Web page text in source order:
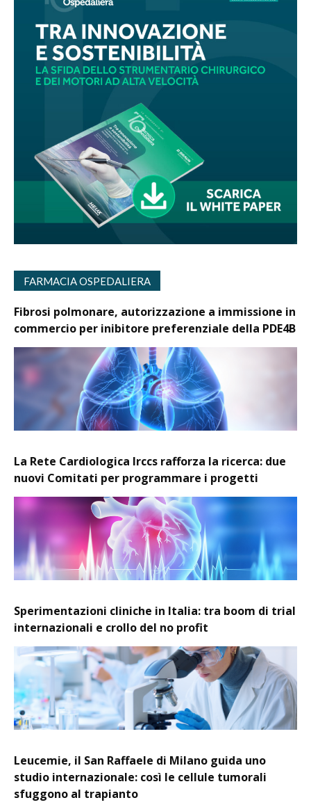
FARMACIA OSPEDALIERA
Fibrosi polmonare, autorizzazione a immissione in
commercio per inibitore preferenziale della PDE4B
La Rete Cardiologica Irccs rafforza la ricerca: due
nuovi Comitati per programmare i progetti
Sperimentazioni cliniche in Italia: tra boom di trial
internazionali e crollo del no profit
Leucemie, il San Raffaele di Milano guida uno
studio internazionale: così le cellule tumorali
sfuggono al trapianto